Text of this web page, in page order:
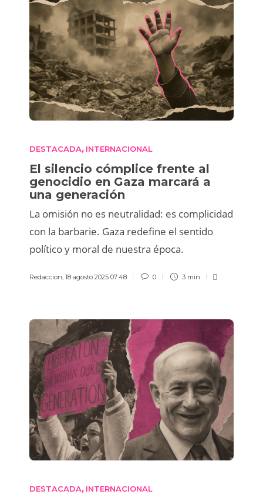
DESTACADA, INTERNACIONAL
El silencio cómplice frente al
genocidio en Gaza marcará a
una generación
La omisión no es neutralidad: es complicidad
con la barbarie. Gaza redefine el sentido
político y moral de nuestra época.
Redaccion, 18 agosto 2025 07:48 0 3 min
DESTACADA, INTERNACIONAL